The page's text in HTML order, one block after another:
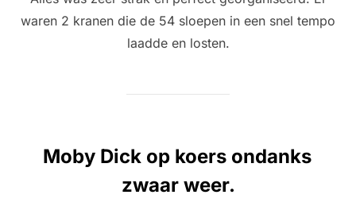
waren 2 kranen die de 54 sloepen in een snel tempo
laadde en losten.
Moby Dick op koers ondanks
zwaar weer.